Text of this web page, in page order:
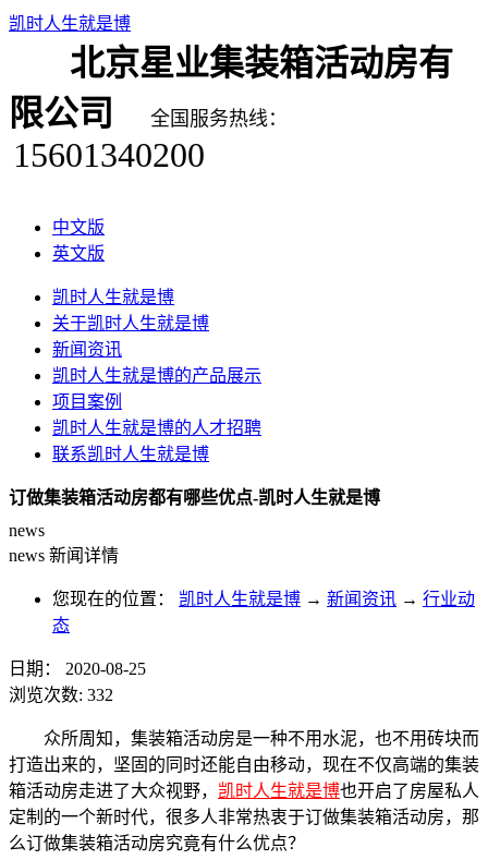
凯时人生就是博
北京星业集装箱活动房有
限公司
全国服务热线：
15601340200
中文版
英文版
凯时人生就是博
关于凯时人生就是博
新闻资讯
凯时人生就是博的产品展示
项目案例
凯时人生就是博的人才招聘
联系凯时人生就是博
订做集装箱活动房都有哪些优点-凯时人生就是博
news
news 新闻详情
您现在的位置： 凯时人生就是博 → 新闻资讯 → 行业动
态
日期：
2020-08-25
浏览次数: 332
众所周知，集装箱活动房是一种不用水泥，也不用砖块而
打造出来的，坚固的同时还能自由移动，现在不仅高端的集装
箱活动房走进了大众视野， 凯时人生就是博也开启了房屋私人
定制的一个新时代，很多人非常热衷于订做集装箱活动房，那
么订做集装箱活动房究竟有什么优点？